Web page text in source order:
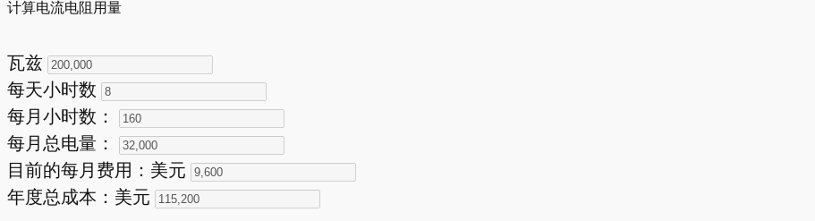
计算电流电阻用量
瓦兹
每天小时数
每月小时数：
每月总电量：
目前的每月费用：美元
年度总成本：美元